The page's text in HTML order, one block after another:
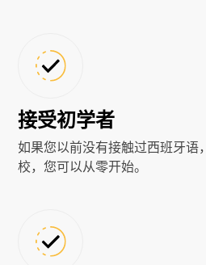
接受初学者
如果您以前没有接触过西班牙语
校，您可以从零开始。